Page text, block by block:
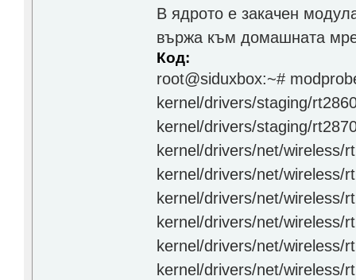
В ядрото е закачен
вържа към домашната
Код:
root@siduxbox:~#
kernel/drivers/staging/
kernel/drivers/staging/
kernel/drivers/net/wireless/
kernel/drivers/net/wireless/
kernel/drivers/net/wireless/
kernel/drivers/net/wireless/
kernel/drivers/net/wireless/
kernel/drivers/net/wireless/